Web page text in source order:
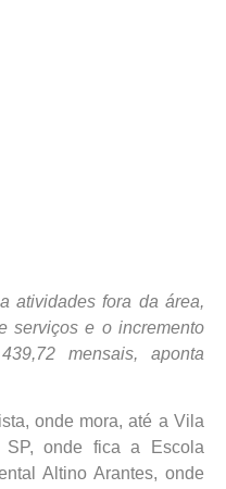
atividades fora da área,
serviços e o incremento
mensais, aponta
onde mora, até a Vila
SP, onde fica a Escola
Altino Arantes, onde